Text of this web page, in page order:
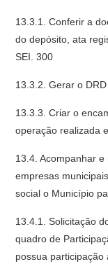
13.3.1. Conferir a
do depósito, ata
SEI. 300
13.3.2. Gerar o
13.3.3. Criar o
operação realizada
13.4. Acompanhar
empresas
social o Município
13.4.1. Solicitação
quadro de
possua participação